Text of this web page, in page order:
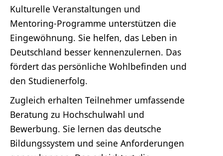
Kulturelle Veranstaltungen und
Mentoring-Programme unterstützen die
Eingewöhnung. Sie helfen, das Leben in
Deutschland besser kennenzulernen. Das
fördert das persönliche Wohlbefinden und
den Studienerfolg.
Zugleich erhalten Teilnehmer umfassende
Beratung zu Hochschulwahl und
Bewerbung. Sie lernen das deutsche
Bildungssystem und seine Anforderungen